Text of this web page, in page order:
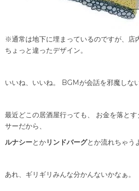
※通常は地下に埋まっているのですが、店
ちょっと違ったデザイン。
いいね、いいね。 BGMが会話を邪魔しない
最近どこの居酒屋行っても、 お金を落と
サーだから、
ルナシーとかリンドバーグとか流れちゃう
あれ、ギリギリみんな分かんないかなぁ。